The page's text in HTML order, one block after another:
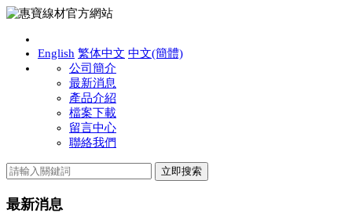
English 繁体中文 中文(簡體)
公司簡介
最新消息
產品介紹
檔案下載
留言中心
聯絡我們
最新消息